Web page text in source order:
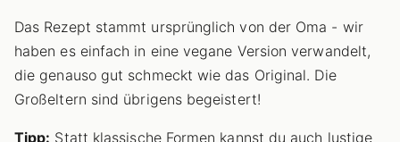
Das Rezept stammt ursprünglich von der Oma - wir
haben es einfach in eine vegane Version verwandelt,
die genauso gut schmeckt wie das Original. Die
Großeltern sind übrigens begeistert!
Tipp: Statt klassische Formen kannst du auch lustige